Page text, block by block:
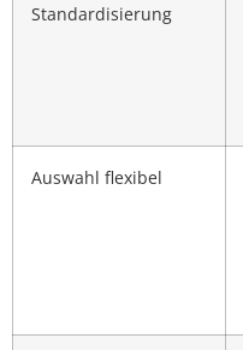
Standardisierung
Auswahl flexibel